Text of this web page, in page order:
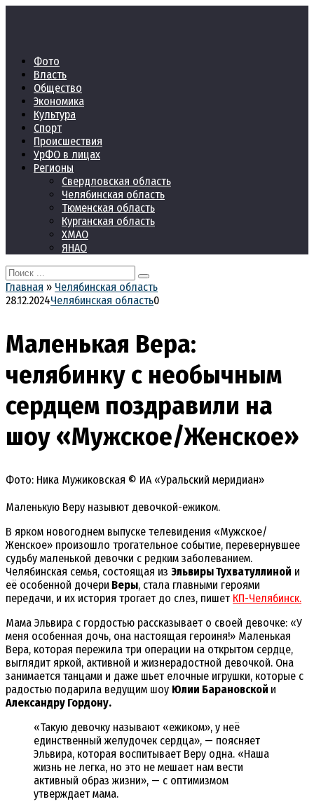
Фото
Власть
Общество
Экономика
Культура
Спорт
Происшествия
УрФО в лицах
Регионы
Свердловская область
Челябинская область
Тюменская область
Курганская область
ХМАО
ЯНАО
Search
for:
Главная » Челябинская область
28.12.2024Челябинская область0
Маленькая Вера:
челябинку с необычным
сердцем поздравили на
шоу «Мужское/Женское»
Фото: Ника Мужиковская © ИА «Уральский меридиан»
Маленькую Веру назывют девочкой-ежиком.
В ярком новогоднем выпуске телевидения «Мужское/
Женское» произошло трогательное событие, перевернувшее
судьбу маленькой девочки с редким заболеванием.
Челябинская семья, состоящая из Эльвиры Тухватуллиной и
её особенной дочери Веры, стала главными героями
передачи, и их история трогает до слез, пишет КП-Челябинск.
Мама Эльвира с гордостью рассказывает о своей девочке: «У
меня особенная дочь, она настоящая героиня!» Маленькая
Вера, которая пережила три операции на открытом сердце,
выглядит яркой, активной и жизнерадостной девочкой. Она
занимается танцами и даже шьет елочные игрушки, которые с
радостью подарила ведущим шоу Юлии Барановской и
Александру Гордону.
«Такую девочку называют «ежиком», у неё
единственный желудочек сердца», — поясняет
Эльвира, которая воспитывает Веру одна. «Наша
жизнь не легка, но это не мешает нам вести
активный образ жизни», — с оптимизмом
утверждает мама.